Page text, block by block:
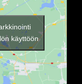
käyttöön